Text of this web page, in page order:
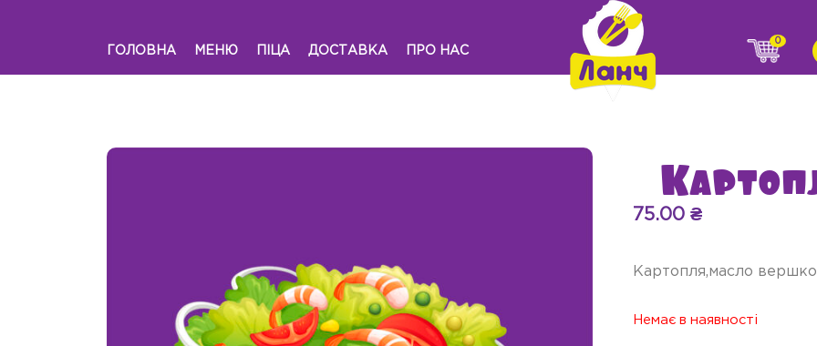
ГОЛОВНА МЕНЮ ПІЦА ДОСТАВКА ПРО НАС
0
75.00₴
Картопля,масло
Немає в наявності